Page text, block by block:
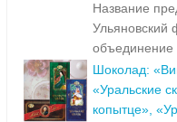
Название
Ульяновский
Шоколад:
«Уральские
копытце»,